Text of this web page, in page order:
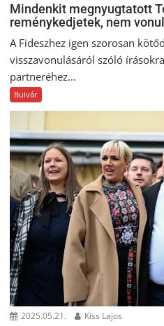
Mindenkit megnyugtatott
reménykedjetek, nem
A Fideszhez igen szorosan
visszavonulásáról szóló
partneréhez...
Bulvár
2025.05.21. Kiss Lajos